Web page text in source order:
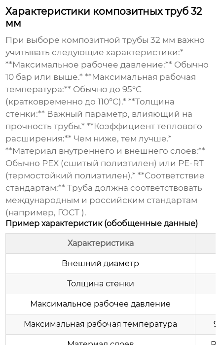
Характеристики композитных труб 32
мм
При выборе композитной трубы 32 мм важно
учитывать следующие характеристики:*
**Максимальное рабочее давление:** Обычно
10 бар или выше.* **Максимальная рабочая
температура:** Обычно до 95°C
(кратковременно до 110°C).* **Толщина
стенки:** Важный параметр, влияющий на
прочность трубы.* **Коэффициент теплового
расширения:** Чем ниже, тем лучше.*
**Материал внутреннего и внешнего слоев:**
Обычно PEX (сшитый полиэтилен) или PE-RT
(термостойкий полиэтилен).* **Соответствие
стандартам:** Труба должна соответствовать
международным и российским стандартам
(например, ГОСТ ).
Пример характеристик (обобщенные данные)
Характеристика
Внешний диаметр
Толщина стенки
Максимальное рабочее давление
Максимальная рабочая температура